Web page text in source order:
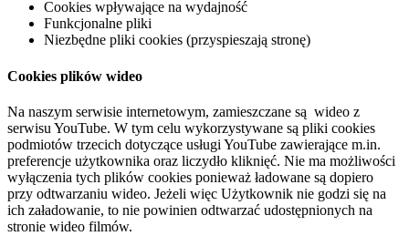
Cookies wpływające na wydajność
Funkcjonalne pliki
Niezbędne pliki cookies (przyspieszają stronę)
Cookies plików wideo
Na naszym serwisie internetowym, zamieszczane są wideo z
serwisu YouTube. W tym celu wykorzystywane są pliki cookies
podmiotów trzecich dotyczące usługi YouTube zawierające m.in.
preferencje użytkownika oraz liczydło kliknięć. Nie ma możliwości
wyłączenia tych plików cookies ponieważ ładowane są dopiero
przy odtwarzaniu wideo. Jeżeli więc Użytkownik nie godzi się na
ich załadowanie, to nie powinien odtwarzać udostępnionych na
stronie wideo filmów.